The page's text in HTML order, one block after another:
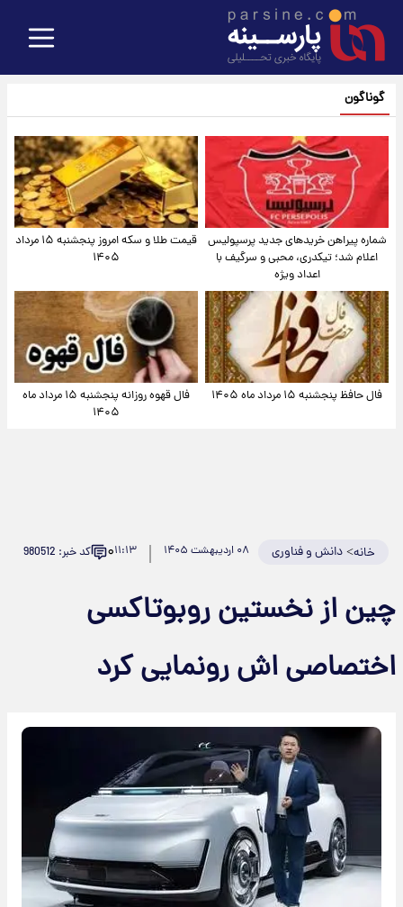
گوناگون
شماره پیراهن خریدهای جدید پرسپولیس
اعلام شد؛ تیکدری، محبی و سرگیف با
اعداد ویژه
قیمت طلا و سکه امروز پنجشنبه ۱۵ مرداد
۱۴۰۵
فال حافظ پنجشنبه ۱۵ مرداد ماه ۱۴۰۵
فال قهوه روزانه پنجشنبه ۱۵ مرداد ماه
۱۴۰۵
خانه>دانش و فناوری ۰۸ اردیبهشت ۱۴۰۵ ۱۱:۱۳۰ کد خبر: 980512
چین از نخستین روبوتاکسی
اختصاصی اش رونمایی کرد